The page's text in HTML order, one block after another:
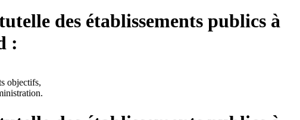
des établissements publics à
:
objectifs,